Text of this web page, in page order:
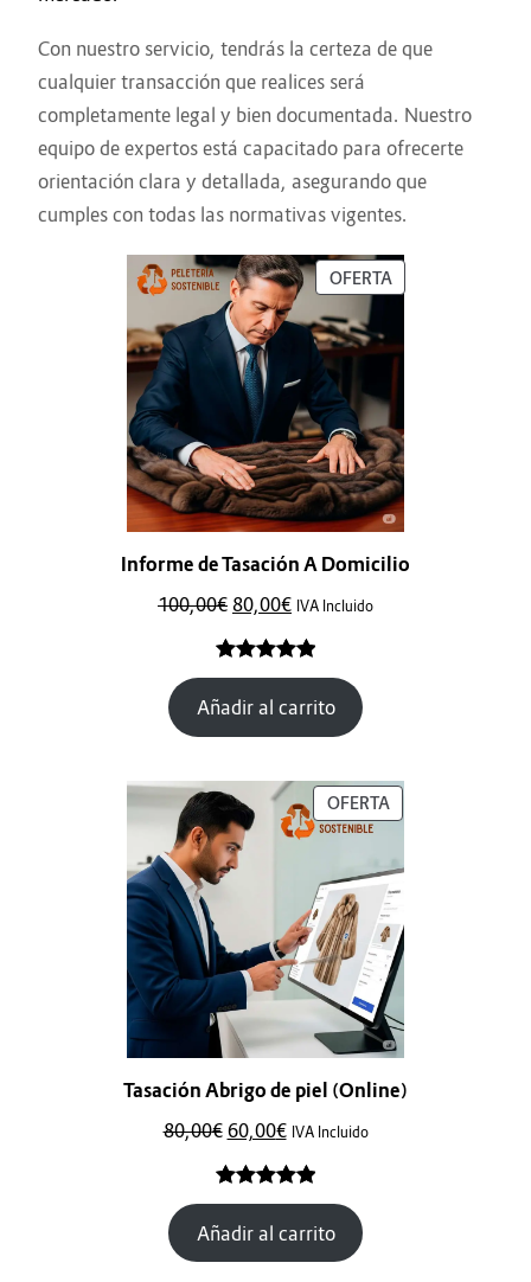
Con nuestro servicio, tendrás la certeza de que
cualquier transacción que realices será
completamente legal y bien documentada. Nuestro
equipo de expertos está capacitado para ofrecerte
orientación clara y detallada, asegurando que
cumples con todas las normativas vigentes.
OFERTA
Informe de Tasación A Domicilio
100,00€ 80,00€ IVA Incluido
Valorado
con5.00de
5 en base
1
de un
cliente
Añadir al carrito
OFERTA
Tasación Abrigo de piel (Online)
80,00€ 60,00€ IVA Incluido
Valorado
con5.00de
5 en base
2
Añadir al carrito